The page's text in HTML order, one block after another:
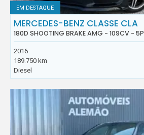
EM DESTAQUE
MERCEDES-BENZ CLASSE CLA
180D SHOOTING BRAKE AMG - 109CV - 5P
2016
189.750 km
Diesel